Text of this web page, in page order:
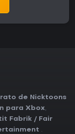
de Nicktoons
para Xbox,
Fabrik / Fair
.